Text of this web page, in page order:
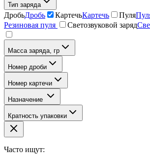
Тип заряда
ДробьДробь КартечьКартечь Пуля
Резиновая пуля
Светозвуковой заряд
Масса заряда, гр
Номер дроби
Номер картечи
Назначение
Кратность упаковки
Часто ищут: